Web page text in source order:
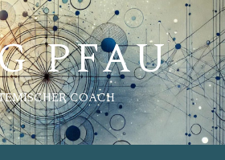
PFAU
COACH